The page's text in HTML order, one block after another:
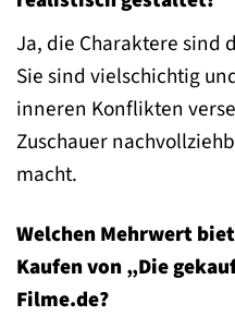
Ja, die Charaktere sind
Sie sind vielschichtig
inneren Konflikten
Zuschauer
macht.
Welchen Mehrwert
Kaufen von „Die
Filme.de?